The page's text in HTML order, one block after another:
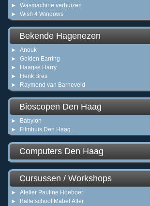
Wasmachine verhuizen
Wish 4 Windows
Bekende Hagenezen
Anouk
Golden Earring
Haagse Harry
Henk Bres
Raymond van Barneveld
Bioscopen Den Haag
Babylon
Filmhuis Den Haag
Computers Den Haag
Cursussen / Workshops
Atelier Pauline Hoeboer
Balletschool Mabel Alter